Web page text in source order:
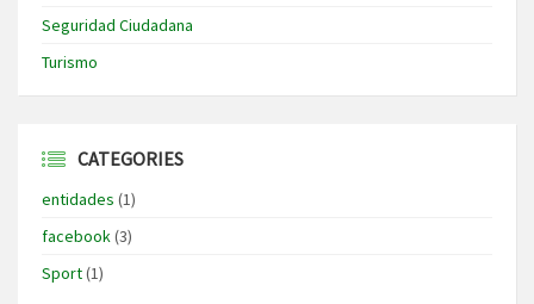
Seguridad Ciudadana
Turismo
CATEGORIES
entidades (1)
facebook(3)
Sport(1)